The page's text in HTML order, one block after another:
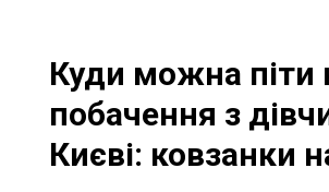
Куди можна піти
побачення з
Києві: ковзанки